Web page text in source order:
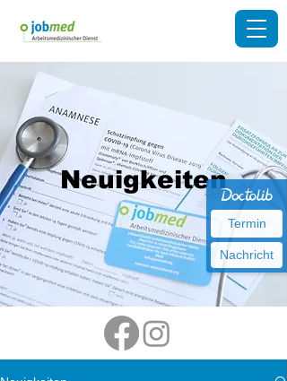
Termin
Nachricht
Neuigkeiten